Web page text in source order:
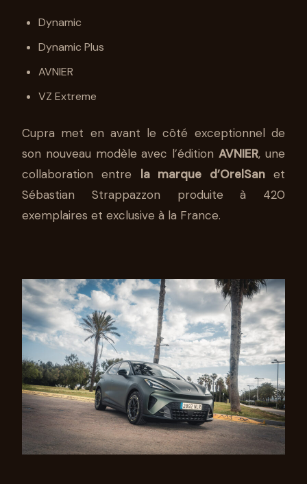
Dynamic
Dynamic Plus
AVNIER
VZ Extreme
Cupra met en avant le côté exceptionnel de
son nouveau modèle avec l’éditionAVNIER, une
collaboration entre la marque d’OrelSanet
Sébastian Strappazzon produite à 420
exemplaires et exclusive à la France.